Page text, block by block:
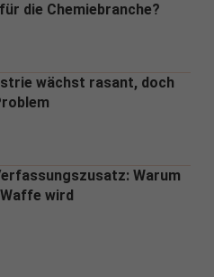
die Chemiebranche?
wächst rasant, doch
Warum
wird